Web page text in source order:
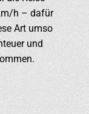
h – dafür
Art umso
und